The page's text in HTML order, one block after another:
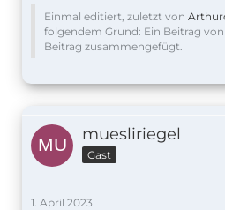
Einmal editiert, zuletzt von
folgendem Grund: Ein Beitrag
Beitrag zusammengefügt.
muesliriegel
Gast
1. April 2023